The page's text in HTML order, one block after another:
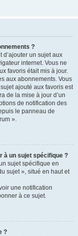
?
d’ajouter un sujet aux
internet. Vous ne
favoris était mis à jour.
aux abonnements. Vous
ajouté aux favoris est
de la mise à jour d’un
de notification des
le panneau de
».
à un sujet spécifique ?
sujet spécifique en
sujet », situé en haut et
une notification
à ce sujet.
?